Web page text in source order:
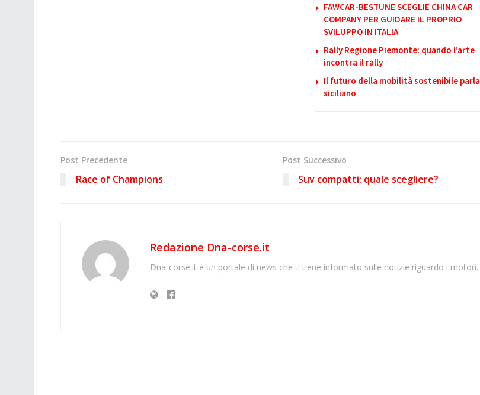
FAWCAR-BESTUNE SCEGLIE CHINA CAR
COMPANY PER GUIDARE IL PROPRIO
SVILUPPO IN ITALIA
Rally Regione Piemonte: quando l’arte
incontra il rally
Il futuro della mobilità sostenibile parla
siciliano
Post Precedente
Race of Champions
Post Successivo
Suv compatti: quale scegliere?
Redazione Dna-corse.it
Dna-corse.it è un portale di news che ti tiene informato sulle notizie riguardo i motori.